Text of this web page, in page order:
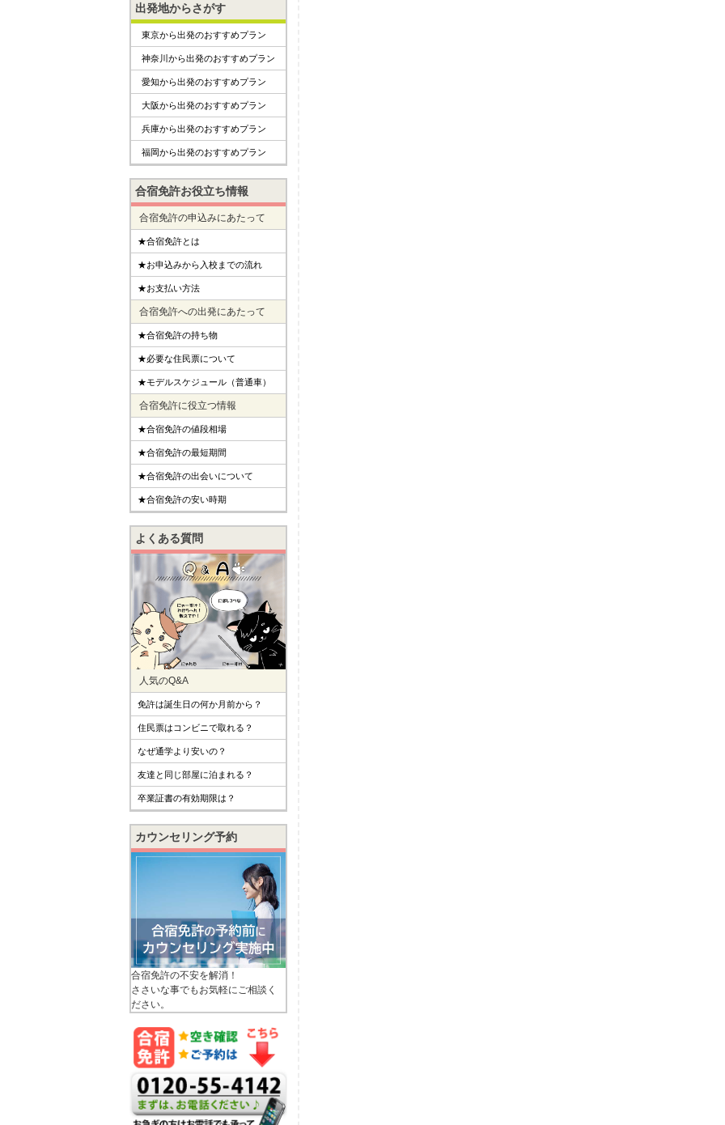
出発地からさがす
東京から出発のおすすめプラン
神奈川から出発のおすすめプラン
愛知から出発のおすすめプラン
大阪から出発のおすすめプラン
兵庫から出発のおすすめプラン
福岡から出発のおすすめプラン
合宿免許お役立ち情報
合宿免許の申込みにあたって
★合宿免許とは
★お申込みから入校までの流れ
★お支払い方法
合宿免許への出発にあたって
★合宿免許の持ち物
★必要な住民票について
★モデルスケジュール（普通車）
合宿免許に役立つ情報
★合宿免許の値段相場
★合宿免許の最短期間
★合宿免許の出会いについて
★合宿免許の安い時期
よくある質問
人気のQ&A
免許は誕生日の何か月前から？
住民票はコンビニで取れる？
なぜ通学より安いの？
友達と同じ部屋に泊まれる？
卒業証書の有効期限は？
カウンセリング予約
合宿免許の不安を解消！
ささいな事でもお気軽にご相談く
ださい。